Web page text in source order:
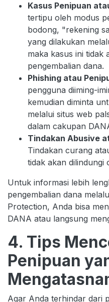
Kasus Penipuan
tertipu oleh modus
bodong, "rekening
yang dilakukan
maka kasus ini tidak
pengembalian dana.
Phishing atau
pengguna diiming-
kemudian diminta
melalui situs web
dalam cakupan
Tindakan Abusive
Tindakan curang
tidak akan dilindungi
Untuk informasi lebih
pengembalian dana
Protection, Anda bisa
DANA atau langsung
4. Tips
Penipuan
Agar Anda terhindar dari